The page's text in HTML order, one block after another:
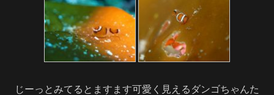
じーっとみてるとますます可愛く見えるダンゴちゃんた